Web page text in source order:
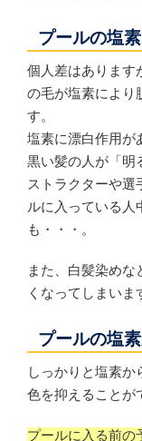
プールの塩
個人差はあります
の毛が塩素により
す。
塩素に漂白作用が
黒い髪の人が「明
ストラクターや選
ルに入っている人
も・・・。
また、白髪染め
くなってしまいま
プールの塩
しっかりと塩素
色を抑えることが
プールに入る前の